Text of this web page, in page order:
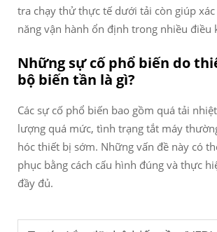
tra chạy thử thực tế dưới tải còn giúp
năng vận hành ổn định trong nhiều điều
Những sự cố phổ biến do
bộ biến tần là gì?
Các sự cố phổ biến bao gồm quá tải
lượng quá mức, tình trạng tắt máy
hóc thiết bị sớm. Những vấn đề này có
phục bằng cách cấu hình đúng và thực
đầy đủ.